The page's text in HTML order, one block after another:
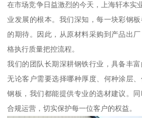
在市场竞争日益激烈的今天，上海轩本实
业发展的根本。我们深知，每一块彩钢
的期待。因此，从原材料采购到产品出
格执行质量把控流程。
我们的团队长期深耕钢铁行业，具备丰富
无论客户需要选择哪种厚度、何种涂层
钢板，我们都能提供专业的选材建议。同
合规运营，切实保护每一位客户的权益。